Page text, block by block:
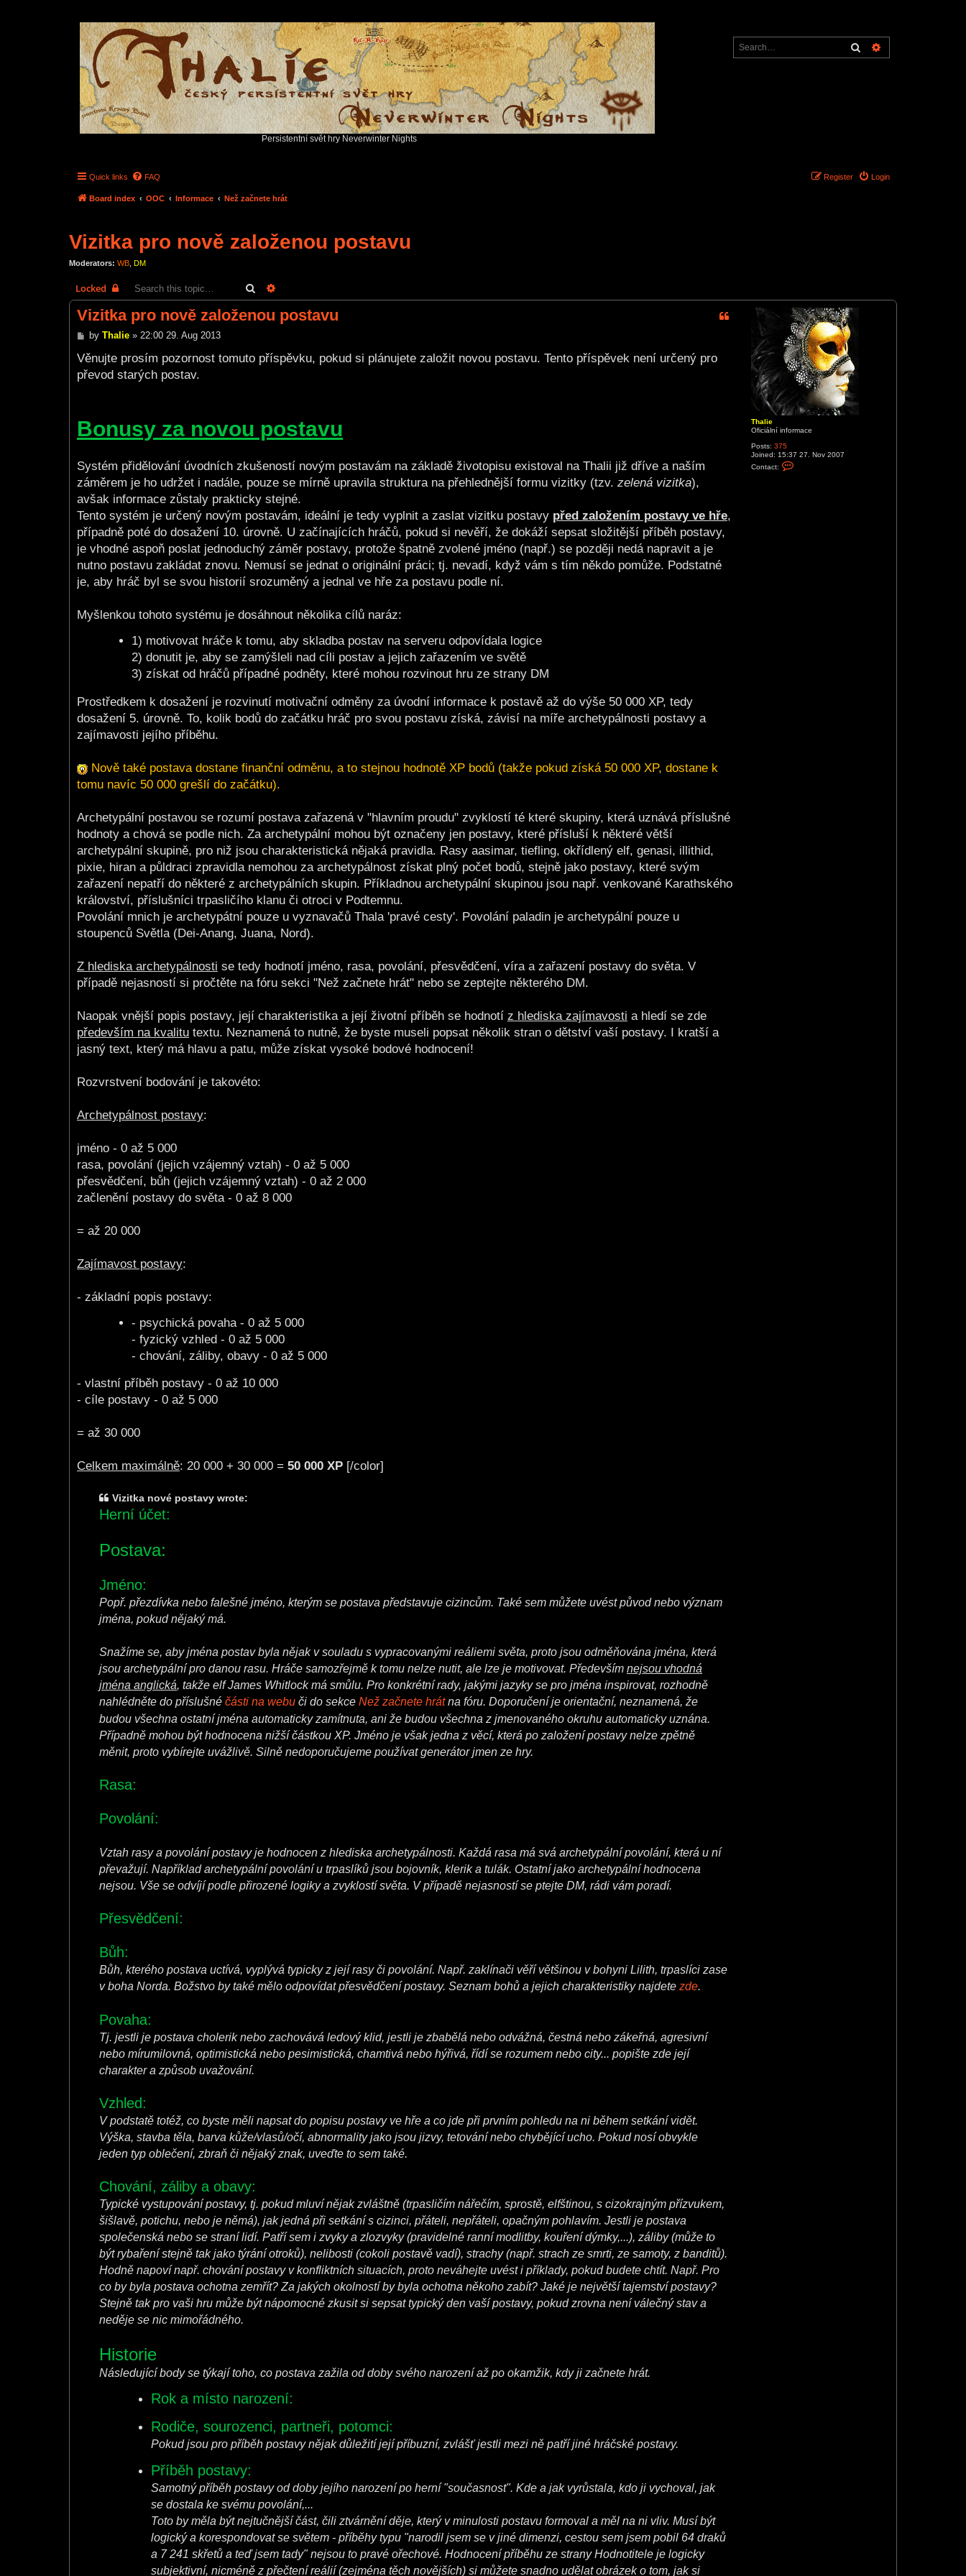
Persistentní svět hry Neverwinter Nights
Search
Quick links FAQ Login
Register
Board index OOC Informace Než začnete hrát
Vizitka pro nově založenou postavu
Moderators: WB DM
Locked Search
Thalie
Oficiální informace
Posts: 375
Joined: 15:37 27. Nov 2007
Contact:
Vizitka pro nově založenou postavu
P
s
t
by Thalie» 22:00 29. Aug 2013
Věnujte prosím pozornost tomuto příspěvku, pokud si plánujete založit novou postavu. Tento příspěvek není určený pro
převod starých postav.
Bonusy za novou postavu
Systém přidělování úvodních zkušeností novým postavám na základě životopisu existoval na Thalii již dříve a naším
záměrem je ho udržet i nadále, pouze se mírně upravila struktura na přehlednější formu vizitky (tzv. zelená vizitka),
avšak informace zůstaly prakticky stejné.
Tento systém je určený novým postavám, ideální je tedy vyplnit a zaslat vizitku postavy před založením postavy ve hře,
případně poté do dosažení 10. úrovně. U začínajících hráčů, pokud si nevěří, že dokáží sepsat složitější příběh postavy,
je vhodné aspoň poslat jednoduchý záměr postavy, protože špatně zvolené jméno (např.) se později nedá napravit a je
nutno postavu zakládat znovu. Nemusí se jednat o originální práci; tj. nevadí, když vám s tím někdo pomůže. Podstatné
je, aby hráč byl se svou historií srozuměný a jednal ve hře za postavu podle ní.
Myšlenkou tohoto systému je dosáhnout několika cílů naráz:
1) motivovat hráče k tomu, aby skladba postav na serveru odpovídala logice
2) donutit je, aby se zamýšleli nad cíli postav a jejich zařazením ve světě
3) získat od hráčů případné podněty, které mohou rozvinout hru ze strany DM
Prostředkem k dosažení je rozvinutí motivační odměny za úvodní informace k postavě až do výše 50 000 XP, tedy
dosažení 5. úrovně. To, kolik bodů do začátku hráč pro svou postavu získá, závisí na míře archetypálnosti postavy a
zajímavosti jejího příběhu.
Nově také postava dostane finanční odměnu, a to stejnou hodnotě XP bodů (takže pokud získá 50 000 XP, dostane k
tomu navíc 50 000 grešlí do začátku).
Archetypální postavou se rozumí postava zařazená v "hlavním proudu" zvyklostí té které skupiny, která uznává příslušné
hodnoty a chová se podle nich. Za archetypální mohou být označeny jen postavy, které přísluší k některé větší
archetypální skupině, pro niž jsou charakteristická nějaká pravidla. Rasy aasimar, tiefling, okřídlený elf, genasi, illithid,
pixie, hiran a půldraci zpravidla nemohou za archetypálnost získat plný počet bodů, stejně jako postavy, které svým
zařazení nepatří do některé z archetypálních skupin. Příkladnou archetypální skupinou jsou např. venkované Karathského
království, příslušníci trpasličího klanu či otroci v Podtemnu.
Povolání mnich je archetypátní pouze u vyznavačů Thala 'pravé cesty'. Povolání paladin je archetypální pouze u
stoupenců Světla (Dei-Anang, Juana, Nord).
Z hlediska archetypálnosti se tedy hodnotí jméno, rasa, povolání, přesvědčení, víra a zařazení postavy do světa. V
případě nejasností si pročtěte na fóru sekci "Než začnete hrát" nebo se zeptejte některého DM.
Naopak vnější popis postavy, její charakteristika a její životní příběh se hodnotí z hlediska zajímavosti a hledí se zde
především na kvalitu textu. Neznamená to nutně, že byste museli popsat několik stran o dětství vaší postavy. I kratší a
jasný text, který má hlavu a patu, může získat vysoké bodové hodnocení!
Rozvrstvení bodování je takovéto:
Archetypálnost postavy:
jméno - 0 až 5 000
rasa, povolání (jejich vzájemný vztah) - 0 až 5 000
přesvědčení, bůh (jejich vzájemný vztah) - 0 až 2 000
začlenění postavy do světa - 0 až 8 000
= až 20 000
Zajímavost postavy:
- základní popis postavy:
- psychická povaha - 0 až 5 000
- fyzický vzhled - 0 až 5 000
- chování, záliby, obavy - 0 až 5 000
- vlastní příběh postavy - 0 až 10 000
- cíle postavy - 0 až 5 000
= až 30 000
Celkem maximálně: 20 000 + 30 000 = 50 000 XP [/color]
Vizitka nové postavy wrote:
Herní účet:
Postava:
Jméno:
Popř. přezdívka nebo falešné jméno, kterým se postava představuje cizincům. Také sem můžete uvést původ nebo význam
jména, pokud nějaký má.
Snažíme se, aby jména postav byla nějak v souladu s vypracovanými reáliemi světa, proto jsou odměňována jména, která
jsou archetypální pro danou rasu. Hráče samozřejmě k tomu nelze nutit, ale lze je motivovat. Především nejsou vhodná
jména anglická, takže elf James Whitlock má smůlu. Pro konkrétní rady, jakými jazyky se pro jména inspirovat, rozhodně
nahlédněte do příslušné části na webu či do sekce Než začnete hrátna fóru. Doporučení je orientační, neznamená, že
budou všechna ostatní jména automaticky zamítnuta, ani že budou všechna z jmenovaného okruhu automaticky uznána.
Případně mohou být hodnocena nižší částkou XP. Jméno je však jedna z věcí, která po založení postavy nelze zpětně
měnit, proto vybírejte uvážlivě. Silně nedoporučujeme používat generátor jmen ze hry.
Rasa:
Povolání:
Vztah rasy a povolání postavy je hodnocen z hlediska archetypálnosti. Každá rasa má svá archetypální povolání, která u ní
převažují. Například archetypální povolání u trpaslíků jsou bojovník, klerik a tulák. Ostatní jako archetypální hodnocena
nejsou. Vše se odvíjí podle přirozené logiky a zvyklostí světa. V případě nejasností se ptejte DM, rádi vám poradí.
Přesvědčení:
Bůh:
Bůh, kterého postava uctívá, vyplývá typicky z její rasy či povolání. Např. zaklínači věří většinou v bohyni Lilith, trpaslíci zase
v boha Norda. Božstvo by také mělo odpovídat přesvědčení postavy. Seznam bohů a jejich charakteristiky najdete zde.
Povaha:
Tj. jestli je postava cholerik nebo zachovává ledový klid, jestli je zbabělá nebo odvážná, čestná nebo zákeřná, agresivní
nebo mírumilovná, optimistická nebo pesimistická, chamtivá nebo hýřivá, řídí se rozumem nebo city... popište zde její
charakter a způsob uvažování.
Vzhled:
V podstatě totéž, co byste měli napsat do popisu postavy ve hře a co jde při prvním pohledu na ni během setkání vidět.
Výška, stavba těla, barva kůže/vlasů/očí, abnormality jako jsou jizvy, tetování nebo chybějící ucho. Pokud nosí obvykle
jeden typ oblečení, zbraň či nějaký znak, uveďte to sem také.
Chování, záliby a obavy:
Typické vystupování postavy, tj. pokud mluví nějak zvláštně (trpasličím nářečím, sprostě, elfštinou, s cizokrajným přízvukem,
šišlavě, potichu, nebo je němá), jak jedná při setkání s cizinci, přáteli, nepřáteli, opačným pohlavím. Jestli je postava
společenská nebo se straní lidí. Patří sem i zvyky a zlozvyky (pravidelné ranní modlitby, kouření dýmky,...), záliby (může to
být rybaření stejně tak jako týrání otroků), nelibosti (cokoli postavě vadí), strachy (např. strach ze smrti, ze samoty, z banditů).
Hodně napoví např. chování postavy v konfliktních situacích, proto neváhejte uvést i příklady, pokud budete chtít. Např. Pro
co by byla postava ochotna zemřít? Za jakých okolností by byla ochotna někoho zabít? Jaké je největší tajemství postavy?
Stejně tak pro vaši hru může být nápomocné zkusit si sepsat typický den vaší postavy, pokud zrovna není válečný stav a
neděje se nic mimořádného.
Historie
Následující body se týkají toho, co postava zažila od doby svého narození až po okamžik, kdy ji začnete hrát.
Rok a místo narození:
Rodiče, sourozenci, partneři, potomci:
Pokud jsou pro příběh postavy nějak důležití její příbuzní, zvlášť jestli mezi ně patří jiné hráčské postavy.
Příběh postavy:
Samotný příběh postavy od doby jejího narození po herní "současnost". Kde a jak vyrůstala, kdo ji vychoval, jak
se dostala ke svému povolání,...
Toto by měla být nejtučnější část, čili ztvárnění děje, který v minulosti postavu formoval a měl na ni vliv. Musí být
logický a korespondovat se světem - příběhy typu "narodil jsem se v jiné dimenzi, cestou sem jsem pobil 64 draků
a 7 241 skřetů a teď jsem tady" nejsou to pravé ořechové. Hodnocení příběhu ze strany Hodnotitele je logicky
subjektivní, nicméně z přečtení reálií (zejména těch novějších) si můžete snadno udělat obrázek o tom, jak si